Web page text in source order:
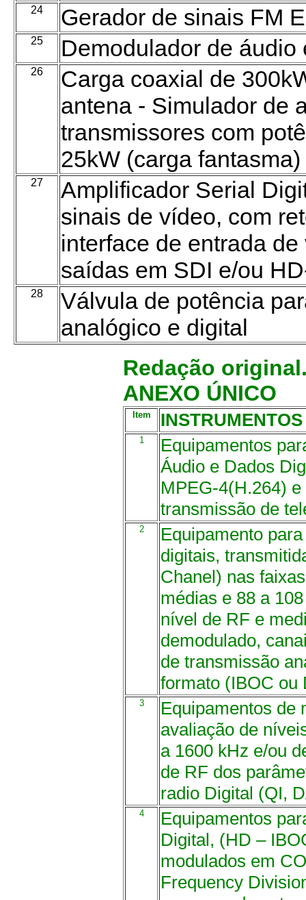
24 Gerador de sinais FM
25 Demodulador de
26
Carga coaxial de
antena - Simulador de
transmissores com
25kW (carga fantasma)
27
Amplificador Serial
sinais de vídeo, com
interface de entrada
saídas em SDI e/ou
28
Válvula de potência
analógico e digital
Redação
ANEXO ÚNICO
Item
1
Equipamentos
Áudio e Dados
MPEG-4(H.264)
transmissão de
2
Equipamento
digitais,
Chanel) nas
médias e 88 a
nível de RF e
demodulado,
de transmissão
formato (IBOC ou
3
Equipamentos de
avaliação de
a 1600 kHz e/ou
de RF dos
radio Digital (QI,
4
Equipamentos
Digital, (HD –
modulados em
Frequency